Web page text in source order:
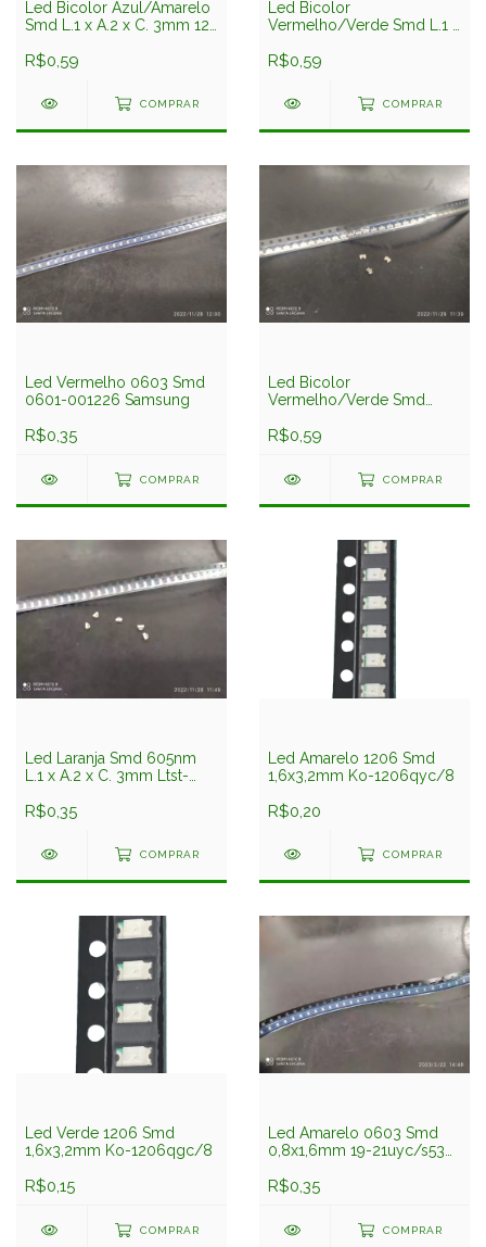
Led Bicolor Azul/Amarelo
Smd L.1 x A.2 x C. 3mm 12-
Everlight
R$0,59
COMPRAR
Led Bicolor
Vermelho/Verde Smd L.1 x
s326kgjrkt Liteon
R$0,59
COMPRAR
Led Vermelho 0603 Smd
0601-001226 Samsung
R$0,35
COMPRAR
Led Bicolor
Vermelho/Verde Smd
R$0,59
COMPRAR
Led Laranja Smd 605nm
L.1 x A.2 x C. 3mm Ltst-
(Avermelhado)
R$0,35
COMPRAR
Led Amarelo 1206 Smd
1,6x3,2mm Ko-1206qyc/8
R$0,20
COMPRAR
Led Verde 1206 Smd
1,6x3,2mm Ko-1206qgc/8
R$0,15
COMPRAR
Led Amarelo 0603 Smd
0,8x1,6mm 19-21uyc/s530-
R$0,35
COMPRAR